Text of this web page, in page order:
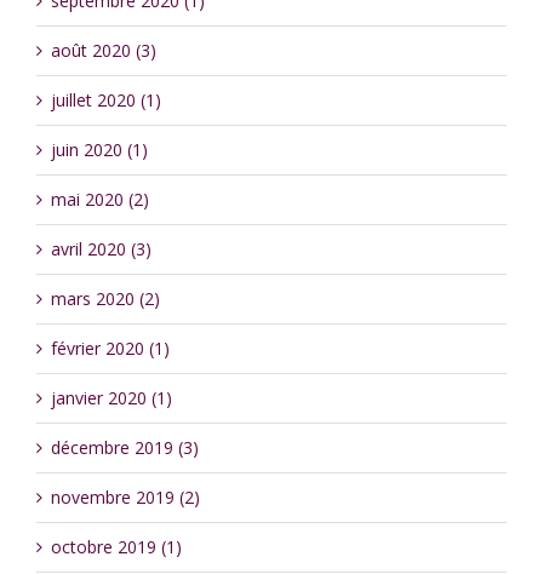
août 2020 (3)
juillet 2020 (1)
juin 2020 (1)
mai 2020 (2)
avril 2020 (3)
mars 2020 (2)
février 2020 (1)
janvier 2020 (1)
décembre 2019 (3)
novembre 2019 (2)
octobre 2019 (1)